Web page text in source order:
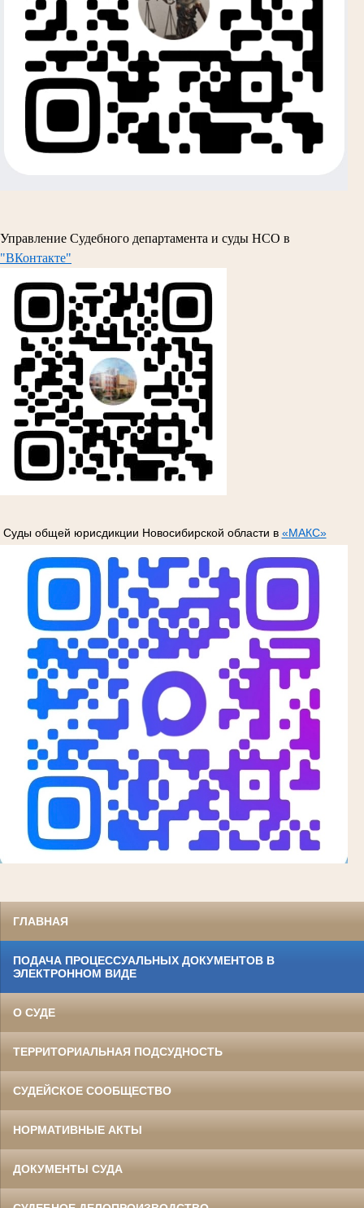
Управление Судебного департамента и суды НСО в
"ВКонтакте"
Суды общей юрисдикции Новосибирской области в «МАКС»
ГЛАВНАЯ
ПОДАЧА ПРОЦЕССУАЛЬНЫХ ДОКУМЕНТОВ В
ЭЛЕКТРОННОМ ВИДЕ
О СУДЕ
ТЕРРИТОРИАЛЬНАЯ ПОДСУДНОСТЬ
СУДЕЙСКОЕ СООБЩЕСТВО
НОРМАТИВНЫЕ АКТЫ
ДОКУМЕНТЫ СУДА